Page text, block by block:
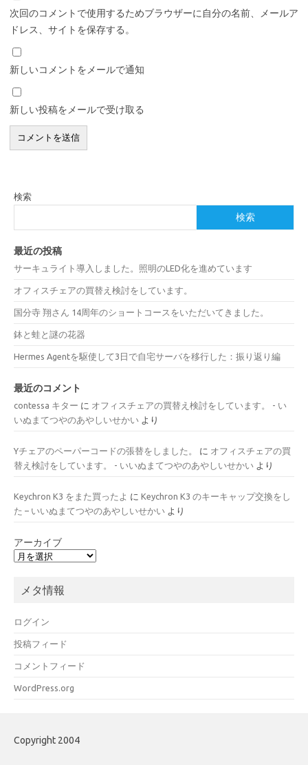
次回のコメントで使用するためブラウザーに自分の名前、メールア
ドレス、サイトを保存する。
新しいコメントをメールで通知
新しい投稿をメールで受け取る
検索
検索
最近の投稿
サーキュライト導入しました。照明のLED化を進めています
オフィスチェアの買替え検討をしています。
国分寺 翔さん 14周年のショートコースをいただいてきました。
鉢と蛙と謎の花器
Hermes Agentを駆使して3日で自宅サーバを移行した：振り返り編
最近のコメント
contessa キター に オフィスチェアの買替え検討をしています。 - い
いぬまてつやのあやしいせかい より
Yチェアのペーパーコードの張替をしました。 に オフィスチェアの買
替え検討をしています。 - いいぬまてつやのあやしいせかい より
Keychron K3 をまた買ったよ に Keychron K3 のキーキャップ交換をし
た – いいぬまてつやのあやしいせかい より
アーカイブ
メタ情報
ログイン
投稿フィード
コメントフィード
WordPress.org
Copyright 2004